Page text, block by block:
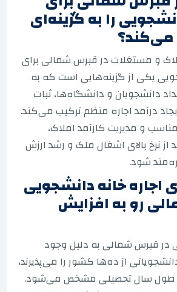
را به گزینه‌ای
می‌کند؟
و مستغلات در قبرس شمالی برای
یکی از گزینه‌هایی است که به
دانشجویان و دانشگاه‌ها، ثبات
درآمد اجاره منظم ترکیب می‌کند.
و مدیریت کارآمد املاک،
از نرخ بالای اشغال ملک و رشد ارزش
شود.
اجاره خانه دانشجویی
رو به افزایش
در قبرس شمالی به دلیل وجود
از ده‌ها کشور را می‌پذیرند،
طول سال تحصیلی مشخص می‌شود.